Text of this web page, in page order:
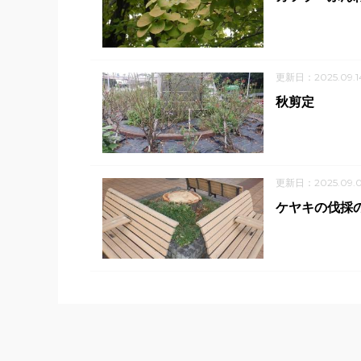
更新日：
秋剪定
更新日：
ケヤキの伐採